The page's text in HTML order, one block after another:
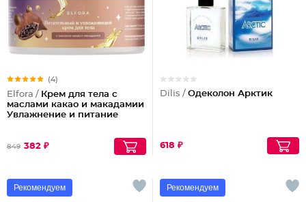
(4)
Elfora / Крем для тела с
маслами какао и макадамии
Увлажнение и питание
849 382 ₽
Dilis / Одеколон Арктик
618 ₽
Рекомендуем Рекомендуем